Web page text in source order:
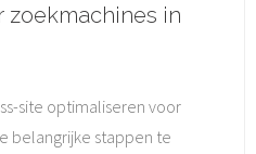
zoekmachines in
site optimaliseren voor
belangrijke stappen te